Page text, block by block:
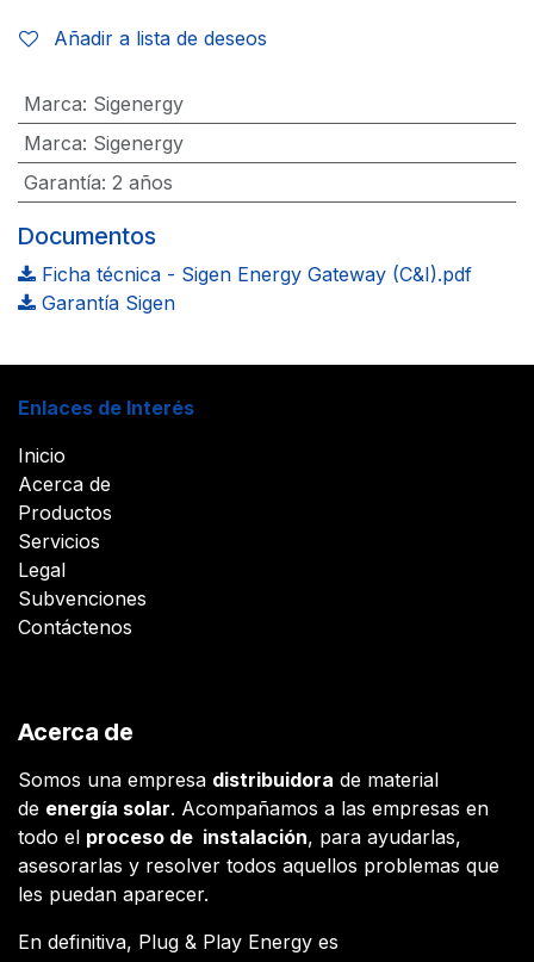
Añadir a lista de deseos
Marca: Sigenergy
Marca: Sigenergy
Garantía: 2 años
Documentos
Ficha técnica - Sigen Energy Gateway (C&I).pdf
Garantía Sigen
Enlaces de Interés
Inicio
Acerca de
Productos
Servicios
Legal
Subvenciones
Contáctenos
Acerca de
Somos una empresa distribuidora de material
de energía solar. Acompañamos a las empresas en
todo el proceso de instalación, para ayudarlas,
asesorarlas y resolver todos aquellos problemas que
les puedan aparecer.
En definitiva, Plug & Play Energy es